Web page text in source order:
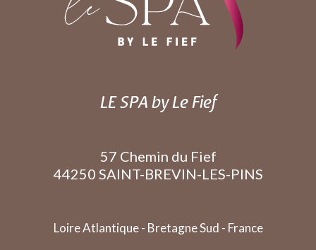
LE SPA by Le Fief
57 Chemin du Fief
44250 SAINT-BREVIN-LES-PINS
Loire Atlantique - Bretagne Sud - France